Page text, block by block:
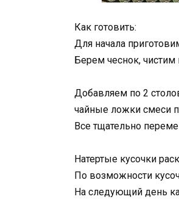
Как готовить:
Для начала
Берем чеснок,
Добавляем по 2
чайные ложки смеси
Все тщательно
Натертые кусочки
По возможности
На следующий день